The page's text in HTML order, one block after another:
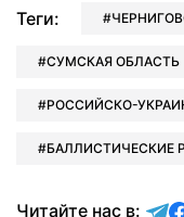
Теги:
СУМСКАЯ ОБЛАСТЬ
РОССИЙСКО-
БАЛЛИСТИЧЕСКИЕ
Читайте нас в: